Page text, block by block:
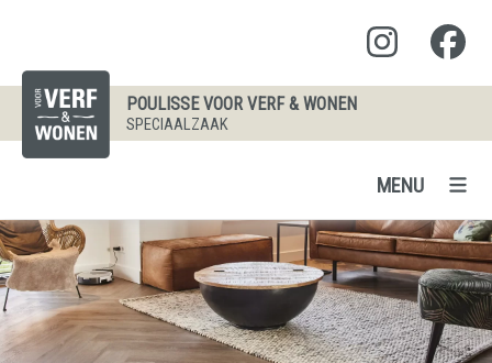
POULISSE VOOR VERF & WONEN
SPECIAALZAAK
MENU